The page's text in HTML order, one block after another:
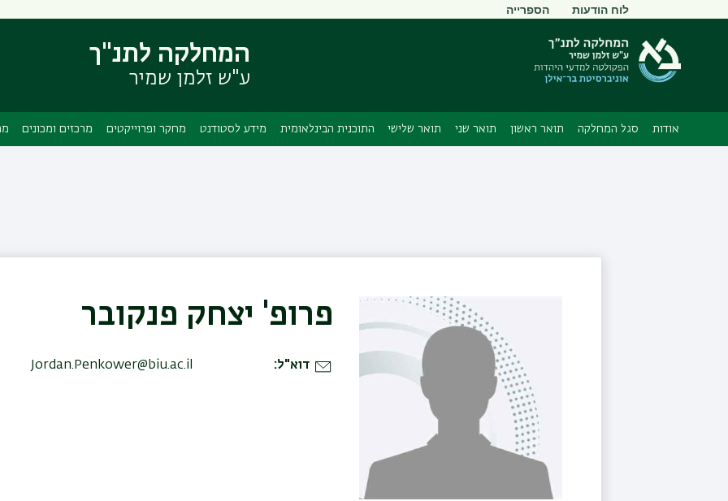
העיקרי
ניווט
ראשי
תפריט
משני
לוח הודעות הספרייה
המחלקה לתנ"ך
ע"ש זלמן שמיר
אודות סגל המחלקה תואר ראשון תואר שני תואר שלישי התוכנית הבינלאומית מידע לסטודנט מחקר ופרוייקטים מרכזים ומכונים
פרופ' יצחק פנקובר
דוא"ל Jordan.Penkower@biu.ac.il